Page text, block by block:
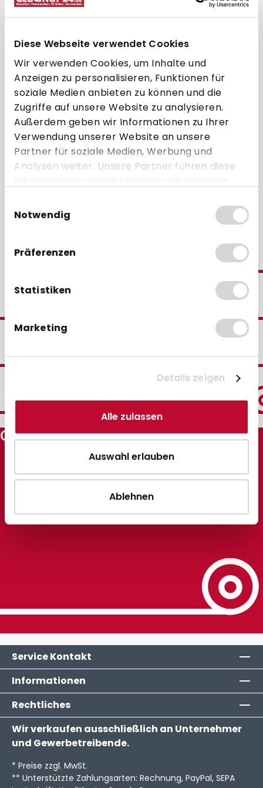
Diese Webseite verwendet Cookies
Wir verwenden Cookies, um Inhalte und
Anzeigen zu personalisieren, Funktionen für
soziale Medien anbieten zu können und die
Zugriffe auf unsere Website zu analysieren.
Außerdem geben wir Informationen zu Ihrer
Verwendung unserer Website an unsere
Partner für soziale Medien, Werbung und
Analysen weiter. Unsere Partner führen diese
haben oder die sie im Rahmen Ihrer Nutzung
der Dienste gesammelt haben.
Notwendig
Präferenzen
Statistiken
Marketing
Details zeigen
Alle zulassen
Auswahl erlauben
Ablehnen
Farbbänder & Tinte
Weiteres Zubehör
Produkte filtern
Keine Produkte gefunden.
GEBONGT24Ihr individuelles Angebot ist
Ihr Individuelles Angebot
Service Kontakt
Informationen
Rechtliches
Wir verkaufen ausschließlich an Unternehmer
und Gewerbetreibende.
* Preise zzgl. MwSt.
** Unterstützte Zahlungsarten: Rechnung, PayPal, SEPA